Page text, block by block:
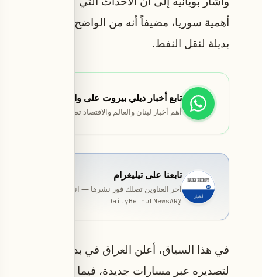
أهمية سوريا، مضيفاً أنه من الواضح أنه إذا رغب
بديلة لنقل النفط.
تابع أخبار ديلي بيروت على واتساب
أهم أخبار لبنان والعالم والاقتصاد تصلك مباشرة.
تابعنا على تيليغرام
آخر العناوين تصلك فور نشرها — انضمّ إلى قناة المخصّصة
@
DailyBeirutNewsAR
في هذا السياق، أعلن العراق في بداية نيسان/
لتصديره عبر مسارات جديدة، فيما بحث البلدان في